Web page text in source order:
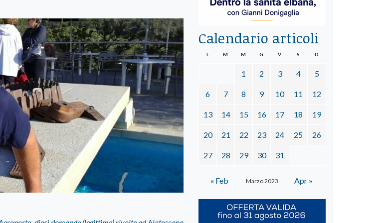
Calendario articoli
Marzo 2023
L M M G V S D
1 2 3 4 5
6 7 8 9 10 11 12
13 14 15 16 17 18 19
20 21 22 23 24 25 26
27 28 29 30 31
« Feb Apr »